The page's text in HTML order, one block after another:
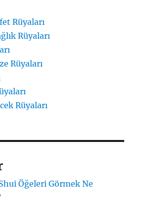
Rüyaları
Rüyaları
Rüyaları
Rüyaları
Öğeleri Görmek Ne